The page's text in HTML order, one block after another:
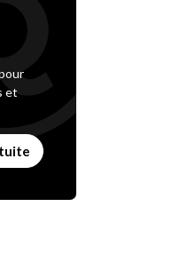
et